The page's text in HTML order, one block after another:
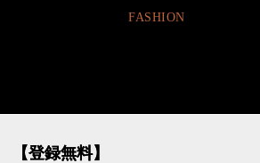
FASHION
【登録無料】